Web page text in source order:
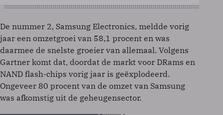
De nummer 2, Samsung Electronics, meldde vorig
jaar een omzetgroei van 58,1 procent en was
daarmee de snelste groeier van allemaal. Volgens
Gartner komt dat, doordat de markt voor DRams en
NAND flash-chips vorig jaar is geëxplodeerd.
Ongeveer 80 procent van de omzet van Samsung
was afkomstig uit de geheugensector.